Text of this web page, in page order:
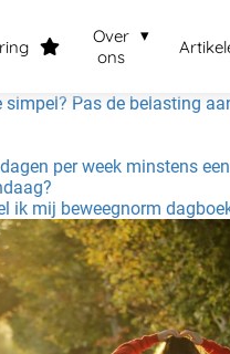
Over
ons
simpel? Pas de belasting
per week minstens
ik mij beweegnorm